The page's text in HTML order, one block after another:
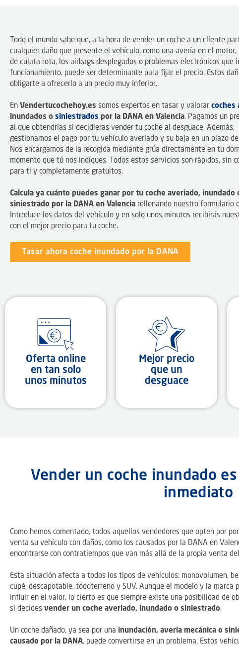
Todo el mundo sabe que, a la hora de vender un coche a un cliente
cualquier daño que presente el vehículo, como una avería en el motor,
de culata rota, los airbags desplegados o problemas electrónicos que
funcionamiento, puede ser determinante para fijar el precio. Estos
obligarte a ofrecerlo a un precio muy inferior.
En Vendertucochehoy.es somos expertos en tasar y valorar coches
inundados o siniestrados por la DANA en Valencia. Pagamos un
al que obtendrías si decidieras vender tu coche al desguace. Además,
gestionamos el pago por tu vehículo averiado y su baja en un plazo
Nos encargamos de la recogida mediante grúa directamente en tu
momento que tú nos indiques. Todos estos servicios son rápidos, sin
para ti y completamente gratuitos.
Calcula ya cuánto puedes ganar por tu coche averiado, inundado
siniestrado por la DANA en Valencia rellenando nuestro formulario
Introduce los datos del vehículo y en solo unos minutos recibirás
con el mejor precio para tu coche.
Tasar ahora coche inundado por la DANA
Oferta online
en tan solo
unos minutos
Mejor precio
que un
desguace
Vender un coche inundado
inmediato
Como hemos comentado, todos aquellos vendedores que opten por
venta su vehículo con daños, como los causados por la DANA en
encontrarse con contratiempos que van más allá de la propia venta
Esta situación afecta a todos los tipos de vehículos: monovolumen,
cupé, descapotable, todoterreno y SUV. Aunque el modelo y la marca
influir en el valor, lo cierto es que siempre existe una posibilidad de
si decides vender un coche averiado, inundado o siniestrado.
Un coche dañado, ya sea por una inundación, avería mecánica o
causado por la DANA, puede convertirse en un problema. Estos